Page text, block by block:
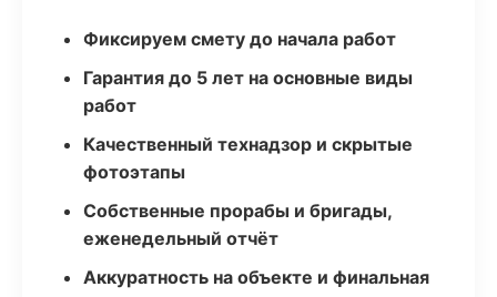
Фиксируем смету до начала работ
Гарантия до 5 лет на основные виды
работ
Качественный технадзор и скрытые
фотоэтапы
Собственные прорабы и бригады,
еженедельный отчёт
Аккуратность на объекте и финальная